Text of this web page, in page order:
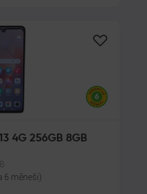
4G 256GB 8GB
6 mēneši)